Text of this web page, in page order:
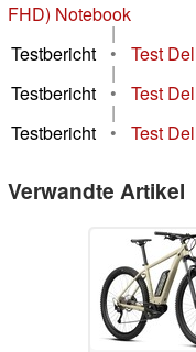
FHD) Notebook
|
Testbericht
• Test
|
Testbericht
• Test
|
Testbericht
• Test
Verwandte Artikel